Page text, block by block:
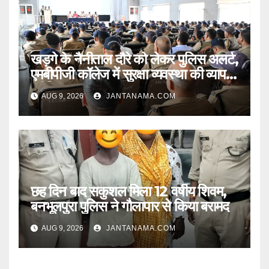
खड़गे के नैनीताल दौरे को लेकर पुलिस अलर्ट,
एमबीपीजी कॉलेज में सुरक्षा व्यवस्था की व्यापक
ब्रीफिंग
AUG 9, 2026 JANTANAMA.COM
छह दिन बाद सकुशल मिला 12 वर्षीय शिवम,
बनभूलपुरा पुलिस ने गौलापार से किया बरामद
AUG 9, 2026 JANTANAMA.COM